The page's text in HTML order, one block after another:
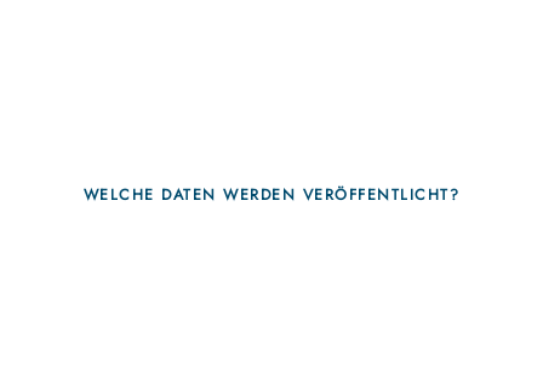
WELCHE DATEN WERDEN VERÖFFENTLICHT?